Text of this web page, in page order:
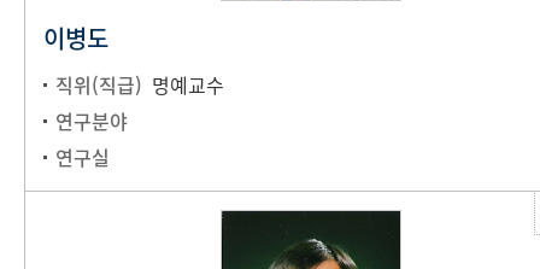
이병도
직위(직급) 명예교수
연구분야
연구실